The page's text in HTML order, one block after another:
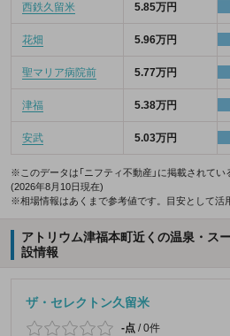
西鉄久留米 5.85万円
花畑 5.96万円
聖マリア病院前 5.77万円
津福 5.38万円
安武 5.03万円
※このデータは「ニフティ不動産」に掲載されてい
(2026年8月10日現在)
※相場情報はあくまで参考値です。目安として活
アトリウム津福本町近くの温泉・ス
設情報
ザ・セレクトン久留米
-点 /0件